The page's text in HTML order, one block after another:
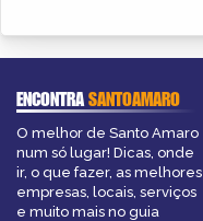
ENCONTRASANTOAMARO
O melhor de Santo Amaro
num só lugar! Dicas, onde
ir, o que fazer, as melhores
empresas, locais, serviços
e muito mais no guia